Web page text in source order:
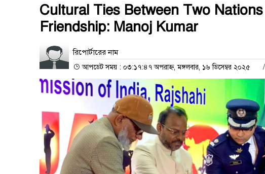
Cultural Ties Between Two
Friendship: Manoj Kumar
রিপোর্টারের নাম
আপডেট সময় : ০৩:১৭:৪৭ অপরাহ্ন, মঙ্গলবার, ১৬ ডিসেম্বর ২০২৫ /